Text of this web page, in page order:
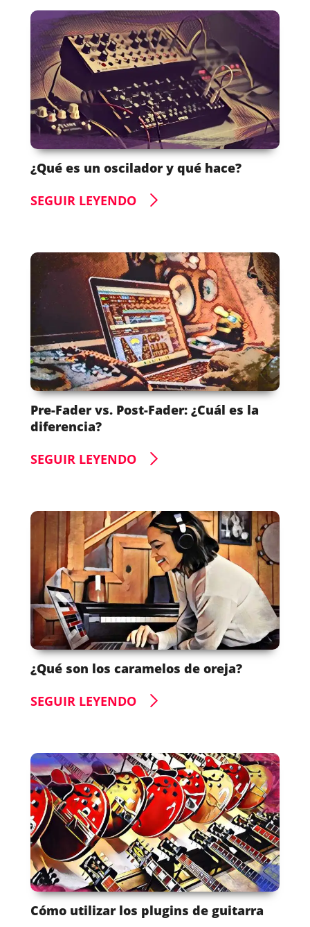
¿Qué es un oscilador y qué hace?
SEGUIR LEYENDO
Pre-Fader vs. Post-Fader: ¿Cuál es la
diferencia?
SEGUIR LEYENDO
¿Qué son los caramelos de oreja?
SEGUIR LEYENDO
Cómo utilizar los plugins de guitarra